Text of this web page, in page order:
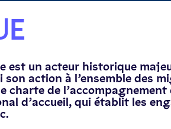
est un acteur historique
son action à l’ensemble des
charte de
d’accueil, qui établit les